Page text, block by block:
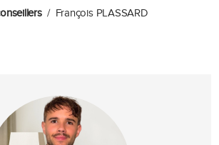
François PLASSARD